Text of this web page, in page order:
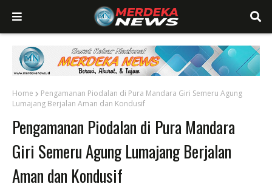
Home
Pengamanan Piodalan di Pura Mandara Giri Semeru Agung
Lumajang Berjalan Aman dan Kondusif
Pengamanan Piodalan di Pura Mandara
Giri Semeru Agung Lumajang Berjalan
Aman dan Kondusif